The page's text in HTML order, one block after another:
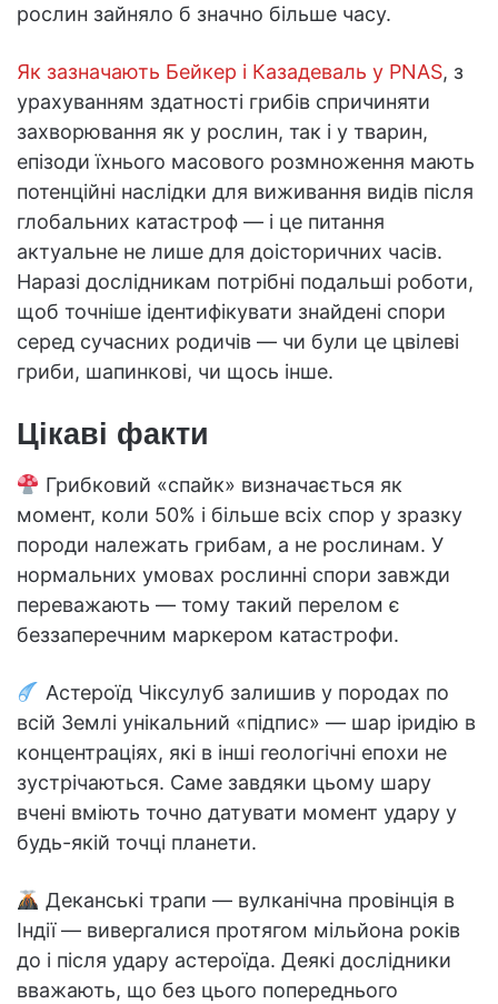
рослин зайняло б значно більше часу.
Як зазначають Бейкер і Казадеваль у PNAS, з
урахуванням здатності грибів спричиняти
захворювання як у рослин, так і у тварин,
епізоди їхнього масового розмноження мають
потенційні наслідки для виживання видів після
глобальних катастроф — і це питання
актуальне не лише для доісторичних часів.
Наразі дослідникам потрібні подальші роботи,
щоб точніше ідентифікувати знайдені спори
серед сучасних родичів — чи були це цвілеві
гриби, шапинкові, чи щось інше.
Цікаві факти
Грибковий «спайк» визначається як
момент, коли 50% і більше всіх спор у зразку
породи належать грибам, а не рослинам. У
нормальних умовах рослинні спори завжди
переважають — тому такий перелом є
беззаперечним маркером катастрофи.
Астероїд Чіксулуб залишив у породах по
всій Землі унікальний «підпис» — шар іридію в
концентраціях, які в інші геологічні епохи не
зустрічаються. Саме завдяки цьому шару
вчені вміють точно датувати момент удару у
будь-якій точці планети.
Деканські трапи — вулканічна провінція в
Індії — вивергалися протягом мільйона років
до і після удару астероїда. Деякі дослідники
вважають, що без цього попереднього